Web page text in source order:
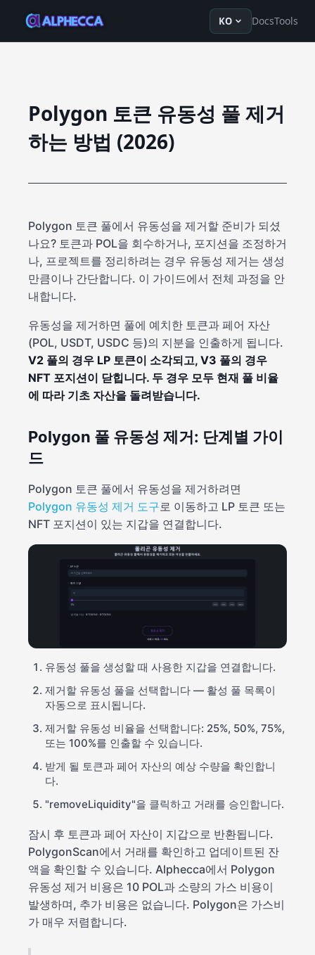
enru fr ko detrzh-Hans
KO DocsTools
Polygon 토큰 유동성 풀 제거
하는 방법 (2026)
Polygon 토큰 풀에서 유동성을 제거할 준비가 되셨
나요? 토큰과 POL을 회수하거나, 포지션을 조정하거
나, 프로젝트를 정리하려는 경우 유동성 제거는 생성
만큼이나 간단합니다. 이 가이드에서 전체 과정을 안
내합니다.
유동성을 제거하면 풀에 예치한 토큰과 페어 자산
(POL, USDT, USDC 등)의 지분을 인출하게 됩니다.
V2 풀의 경우 LP 토큰이 소각되고, V3 풀의 경우
NFT 포지션이 닫힙니다. 두 경우 모두 현재 풀 비율
에 따라 기초 자산을 돌려받습니다.
Polygon 풀 유동성 제거: 단계별 가이
드
Polygon 토큰 풀에서 유동성을 제거하려면
Polygon 유동성 제거 도구로 이동하고 LP 토큰 또는
NFT 포지션이 있는 지갑을 연결합니다.
유동성 풀을 생성할 때 사용한 지갑을 연결합니다.
제거할 유동성 풀을 선택합니다 — 활성 풀 목록이
자동으로 표시됩니다.
제거할 유동성 비율을 선택합니다: 25%, 50%, 75%,
또는 100%를 인출할 수 있습니다.
받게 될 토큰과 페어 자산의 예상 수량을 확인합니
다.
"removeLiquidity"을 클릭하고 거래를 승인합니다.
잠시 후 토큰과 페어 자산이 지갑으로 반환됩니다.
PolygonScan에서 거래를 확인하고 업데이트된 잔
액을 확인할 수 있습니다. Alphecca에서 Polygon
유동성 제거 비용은 10 POL과 소량의 가스 비용이
발생하며, 추가 비용은 없습니다. Polygon은 가스비
가 매우 저렴합니다.